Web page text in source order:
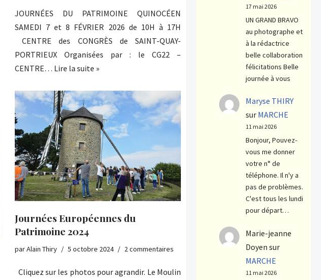
JOURNÉES DU PATRIMOINE QUINOCÉEN
SAMEDI 7 et 8 FÉVRIER 2026 de 10H à 17H
CENTRE des CONGRÈS de SAINT-QUAY-
PORTRIEUX Organisées par : le CG22 –
CENTRE… Lire la suite »
Journées Européennes du
Patrimoine 2024
parAlain Thiry 5 octobre 2024 2 commentaires
Cliquez sur les photos pour agrandir. Le Moulin
17 mai 2026
UN GRAND BRAVO
au photographe et
à la rédactrice
belle collaboration
félicitations Belle
journée à vous
Maryse THIRY
sur MARCHE
11 mai 2026
Bonjour, Pouvez-
vous me donner
votre n° de
téléphone. Il n'y a
pas de problèmes.
C'est tous les lundi
pour départ…
Marie-jeanne
Doyen sur
MARCHE
11 mai 2026